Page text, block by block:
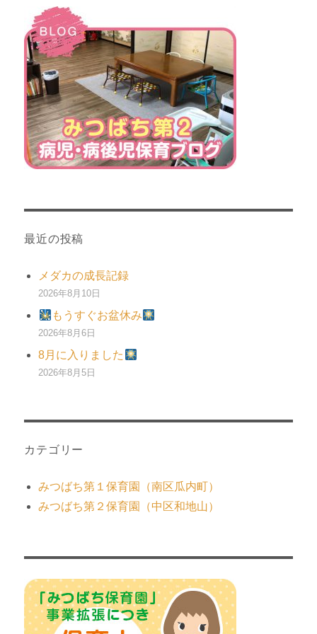
最近の投稿
メダカの成長記録
2026年8月10日
もうすぐお盆休み
2026年8月6日
8月に入りました
2026年8月5日
カテゴリー
みつばち第１保育園（南区瓜内町）
みつばち第２保育園（中区和地山）